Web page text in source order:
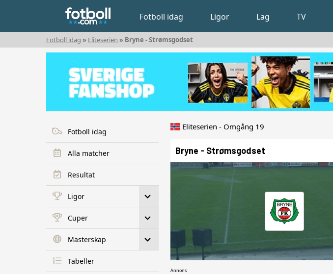
Fotboll idag Ligor Lag TV
Fotboll idag » Eliteserien » Bryne - Strømsgodset
Eliteserien - Omgång 19
Bryne - Strømsgodset
Annons
Fotboll idag
Alla matcher
Resultat
Ligor
Cuper
Mästerskap
Tabeller